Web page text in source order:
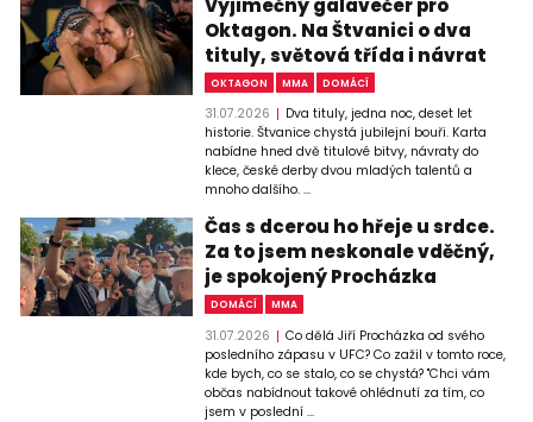
Oktagon. Na Štvanici o dva
tituly, světová třída i návrat
OKTAGON MMA DOMÁCÍ
31.07.2026
Dva tituly, jedna noc, deset let
historie. Štvanice chystá jubilejní bouři. Karta
nabídne hned dvě titulové bitvy, návraty do
klece, české derby dvou mladých talentů a
mnoho dalšího. ...
Čas s dcerou ho hřeje u srdce.
Za to jsem neskonale vděčný,
je spokojený Procházka
DOMÁCÍ MMA
31.07.2026
Co dělá Jiří Procházka od svého
posledního zápasu v UFC? Co zažil v tomto roce,
kde bych, co se stalo, co se chystá? "Chci vám
občas nabídnout takové ohlédnutí za tím, co
jsem v poslední ...